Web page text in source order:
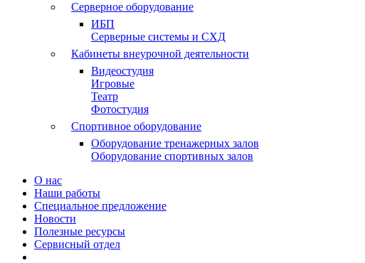
Серверное оборудование
ИБП
Серверные системы и СХД
Кабинеты внеурочной деятельности
Видеостудия
Игровые
Театр
Фотостудия
Спортивное оборудование
Оборудование тренажерных залов
Оборудование спортивных залов
О нас
Наши работы
Специальное предложение
Новости
Полезные ресурсы
Сервисный отдел